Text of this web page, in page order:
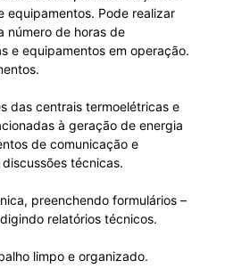
equipamentos. Pode realizar
número de horas de
e equipamentos em operação.
das centrais termoelétricas e
à geração de energia
de comunicação e
técnicas.
preenchendo formulários –
relatórios técnicos.
limpo e organizado.